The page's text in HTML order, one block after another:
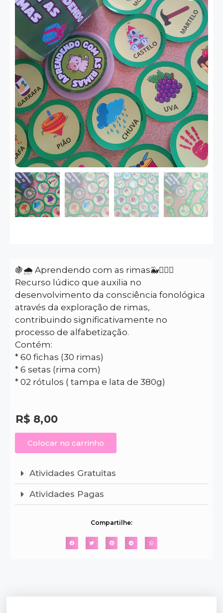
🍇🌧️ Aprendendo com as rimas🐳🧜🏽‍♀️
Recurso lúdico que auxilia no
desenvolvimento da consciência fonológica
através da exploração de rimas,
contribuindo significativamente no
processo de alfabetização.
Contém:
* 60 fichas (30 rimas)
* 6 setas (rima com)
* 02 rótulos ( tampa e lata de 380g)
R$ 8,00
Colocar no carrinho
Atividades Gratuitas
Atividades Pagas
Compartilhe: